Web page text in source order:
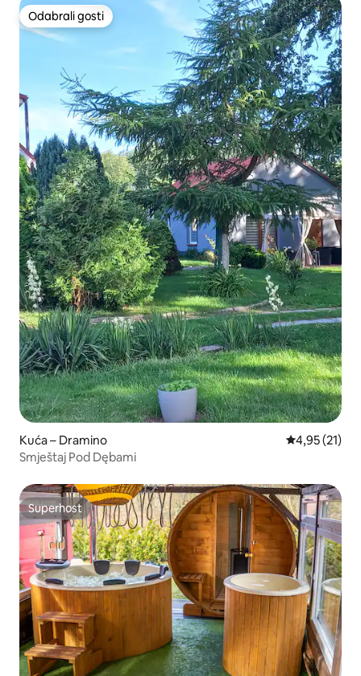
Odabrali gosti
Odabrali gosti
Kuća – Dramino Prosječna
4,95 (21)
Smještaj Pod Dębami
Superhost
Superhost